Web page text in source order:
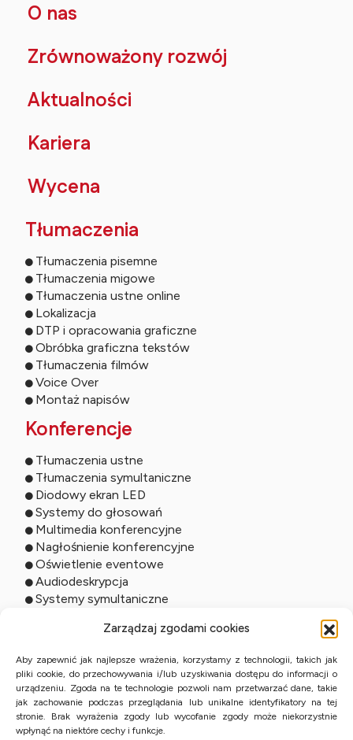
Zarządzaj zgodami cookies
Aby zapewnić jak najlepsze wrażenia, korzystamy z technologii, takich jak
pliki cookie, do przechowywania i/lub uzyskiwania dostępu do informacji o
urządzeniu. Zgoda na te technologie pozwoli nam przetwarzać dane, takie
jak zachowanie podczas przeglądania lub unikalne identyfikatory na tej
stronie. Brak wyrażenia zgody lub wycofanie zgody może niekorzystnie
wpłynąć na niektóre cechy i funkcje.
O nas
Zrównoważony rozwój
Aktualności
Kariera
Wycena
Tłumaczenia
Tłumaczenia pisemne
Tłumaczenia migowe
Tłumaczenia ustne online
Lokalizacja
DTP i opracowania graficzne
Obróbka graficzna tekstów
Tłumaczenia filmów
Voice Over
Montaż napisów
Konferencje
Tłumaczenia ustne
Tłumaczenia symultaniczne
Diodowy ekran LED
Systemy do głosowań
Multimedia konferencyjne
Nagłośnienie konferencyjne
Oświetlenie eventowe
Audiodeskrypcja
Systemy symultaniczne
Usługi online
Tłumaczenia zdalne
Tłumaczenia ustne online
Studio online
Streaming wydarzeń
Tłumaczenia przysięgłe z KPE